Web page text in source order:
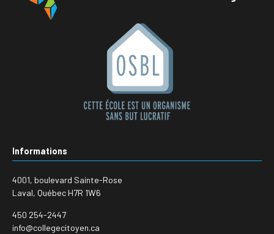
Informations
4001, boulevard Sainte-Rose
Laval, Québec H7R 1W6
450 254-2447
info@collegecitoyen.ca